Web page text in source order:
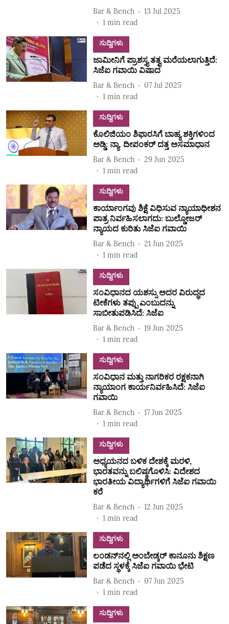
Bar & Bench
13 Jul 2025
1 min read
ಸುದ್ದಿಗಳು
ಜಾಮೀನಿಗೆ ಪ್ರಾಶಸ್ತ್ಯ ತತ್ವ ಮರೆಯಲಾಗುತ್ತಿದೆ:
ಸಿಜೆಐ ಗವಾಯಿ ವಿಷಾದ
Bar & Bench
07 Jul 2025
1 min read
ಸುದ್ದಿಗಳು
ಕೊಲಿಜಿಯಂ ಶಿಫಾರಸಿಗೆ ಬಾಹ್ಯ ಶಕ್ತಿಗಳಿಂದ
ಅಡ್ಡಿ: ನ್ಯಾ. ದೀಪಂಕರ್ ದತ್ತ ಅಸಮಾಧಾನ
Bar & Bench
29 Jun 2025
1 min read
ಸುದ್ದಿಗಳು
ಕಾರ್ಯಾಂಗವು ಶಿಕ್ಷೆ ವಿಧಿಸುವ ನ್ಯಾಯಾಧೀಶನ
ಪಾತ್ರ ನಿರ್ವಹಿಸಲಾಗದು: ಬುಲ್ಡೋಜರ್
ನ್ಯಾಯದ ಕುರಿತು ಸಿಜೆಐ ಗವಾಯಿ
Bar & Bench
21 Jun 2025
1 min read
ಸುದ್ದಿಗಳು
ಸಂವಿಧಾನದ ಯಶಸ್ಸು ಅದರ ವಿರುದ್ಧದ
ಟೀಕೆಗಳು ತಪ್ಪು ಎಂಬುದನ್ನು
ಸಾಬೀತುಪಡಿಸಿದೆ: ಸಿಜೆಐ
Bar & Bench
19 Jun 2025
1 min read
ಸುದ್ದಿಗಳು
ಸಂವಿಧಾನ ಮತ್ತು ನಾಗರಿಕರ ರಕ್ಷಕನಾಗಿ
ನ್ಯಾಯಾಂಗ ಕಾರ್ಯನಿರ್ವಹಿಸಿದೆ: ಸಿಜೆಐ
ಗವಾಯಿ
Bar & Bench
17 Jun 2025
1 min read
ಸುದ್ದಿಗಳು
ಅಧ್ಯಯನದ ಬಳಿಕ ದೇಶಕ್ಕೆ ಮರಳಿ,
ಭಾರತವನ್ನು ಬಲಿಷ್ಠಗೊಳಿಸಿ: ವಿದೇಶದ
ಭಾರತೀಯ ವಿದ್ಯಾರ್ಥಿಗಳಿಗೆ ಸಿಜೆಐ ಗವಾಯಿ
ಕರೆ
Bar & Bench
12 Jun 2025
1 min read
ಸುದ್ದಿಗಳು
ಲಂಡನ್‌ನಲ್ಲಿ ಅಂಬೇಡ್ಕರ್ ಕಾನೂನು ಶಿಕ್ಷಣ
ಪಡೆದ ಸ್ಥಳಕ್ಕೆ ಸಿಜೆಐ ಗವಾಯಿ ಭೇಟಿ
Bar & Bench
07 Jun 2025
1 min read
ಸುದ್ದಿಗಳು